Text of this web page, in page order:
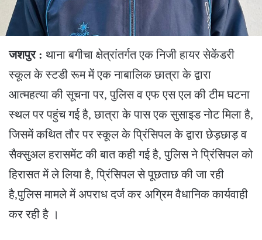
जशपुर : थाना बगीचा क्षेत्रांतर्गत एक निजी हायर सेकेंडरी
स्कूल के स्टडी रूम में एक नाबालिक छात्रा के द्वारा
आत्महत्या की सूचना पर, पुलिस व एफ एस एल की टीम घटना
स्थल पर पहुंच गई है, छात्रा के पास एक सुसाइड नोट मिला है,
जिसमें कथित तौर पर स्कूल के प्रिंसिपल के द्वारा छेड़छाड़ व
सैक्सुअल हरासमेंट की बात कही गई है, पुलिस ने प्रिंसिपल को
हिरासत में ले लिया है, प्रिंसिपल से पूछताछ की जा रही
है,पुलिस मामले में अपराध दर्ज कर अग्रिम वैधानिक कार्यवाही
कर रही है ।